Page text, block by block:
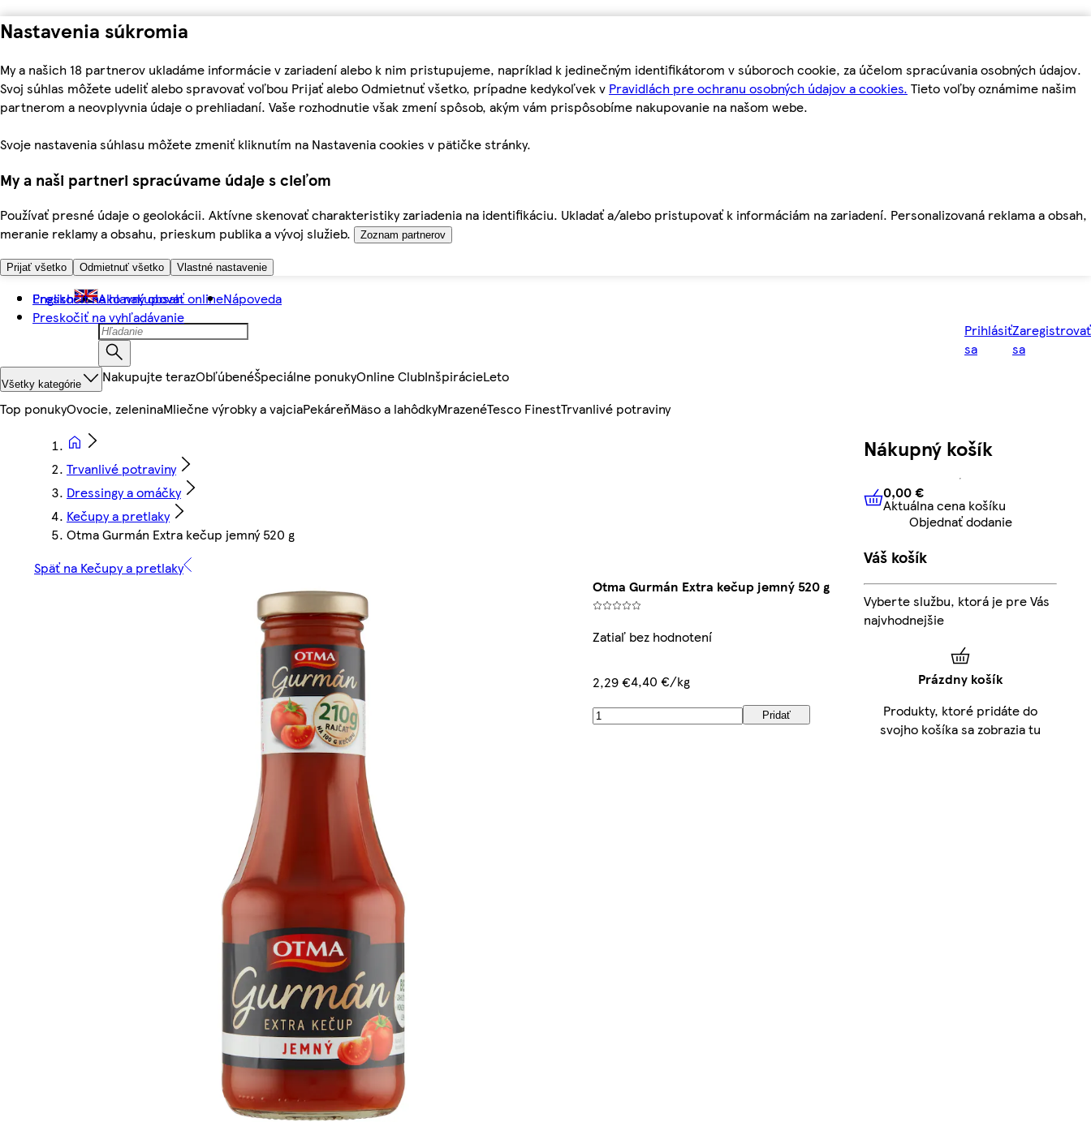
Nastavenia súkromia
My a našich 18 partnerov ukladáme informácie v zariadení alebo k nim pristupujeme, napríklad k jedinečným identifikátorom v súboroch cookie, za účelom spracúvania osobných údajov.
Svoj súhlas môžete udeliť alebo spravovať voľbou Prijať alebo Odmietnuť všetko, prípadne kedykoľvek v Pravidlách pre ochranu osobných údajov a cookies. Tieto voľby oznámime našim
partnerom a neovplyvnia údaje o prehliadaní. Vaše rozhodnutie však zmení spôsob, akým vám prispôsobíme nakupovanie na našom webe.
Svoje nastavenia súhlasu môžete zmeniť kliknutím na Nastavenia cookies v pätičke stránky.
My a naši partneri spracúvame údaje s cieľom
Používať presné údaje o geolokácii. Aktívne skenovať charakteristiky zariadenia na identifikáciu. Ukladať a/alebo pristupovať k informáciám na zariadení. Personalizovaná reklama a obsah,
meranie reklamy a obsahu, prieskum publika a vývoj služieb.
Zoznam partnerov
Prijať všetko Odmietnuť všetko Vlastné nastavenie
Preskočiť na hlavný obsah
Preskočiť na vyhľadávanie
English Ako nakupovať onlineNápoveda
Prihlásiť
sa
Zaregistrovať
sa
Všetky kategórie Nakupujte terazObľúbenéŠpeciálne ponukyOnline ClubInšpirácieLeto
Top ponukyOvocie, zeleninaMliečne výrobky a vajciaPekáreňMäso a lahôdkyMrazenéTesco FinestTrvanlivé potraviny
Trvanlivé potraviny
Dressingy a omáčky
Kečupy a pretlaky
Otma Gurmán Extra kečup jemný 520 g
Späť na Kečupy a pretlaky
Otma Gurmán Extra kečup jemný 520 g
Zatiaľ bez hodnotení
2,29 €4,40 €/kg
Pridať
Nákupný košík
0,00 € Aktuálna cena košíku
0,00 €
Aktuálna cena košíku
Objednať dodanie
Váš košík
Vyberte službu, ktorá je pre Vás
najvhodnejšie
Prázdny košík
Produkty, ktoré pridáte do
svojho košíka sa zobrazia tu